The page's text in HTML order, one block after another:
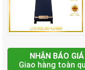
Nguyên lý hoạt
Hiệu quả điều
Địa chỉ mua
Giới thiệu về máy
NHẬN BÁO GIÁ
Giao hàng toàn